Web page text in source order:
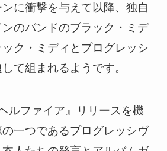
に衝撃を与えて以降、独自
のバンドのブラック・ミデ
ク・ミディとプログレッシ
て組まれるようです。
ルファイア』リリースを機
一つであるプログレッシヴ